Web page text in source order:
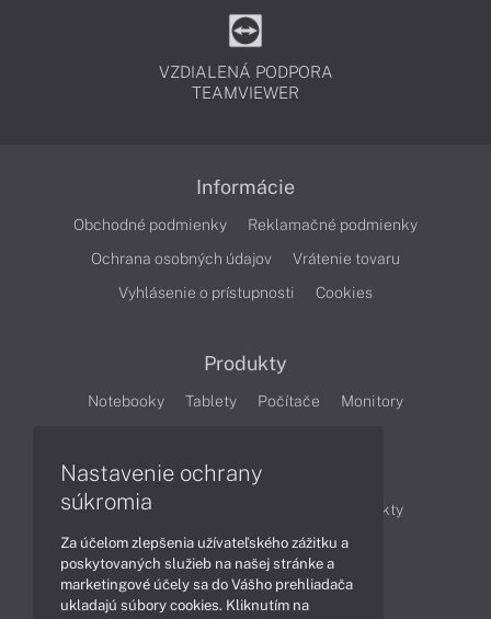
VZDIALENÁ PODPORA
TEAMVIEWER
Informácie
Obchodné podmienky
Reklamačné podmienky
Ochrana osobných údajov
Vrátenie tovaru
Vyhlásenie o prístupnosti
Cookies
Produkty
Notebooky Tablety Počítače Monitory
Články
Obchodné informácie
Produkty
Technológie
Videá
Obsah
Nastavenie ochrany
súkromia
Za účelom zlepšenia užívateľského zážitku a
poskytovaných služieb na našej stránke a
marketingové účely sa do Vášho prehliadača
ukladajú súbory cookies. Kliknutím na